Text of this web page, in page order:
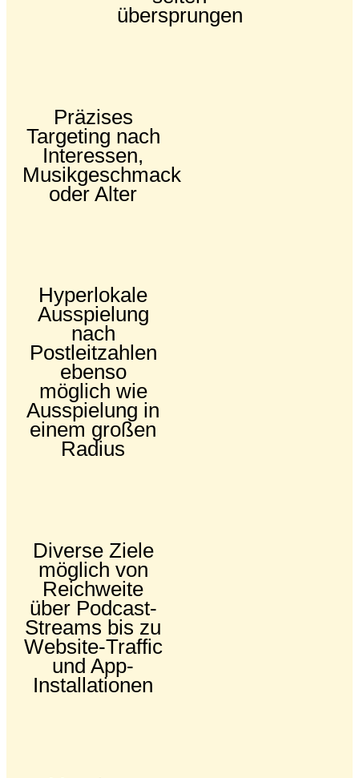
übersprungen
Präzises
Targeting nach
Interessen,
Musikgeschmack
oder Alter
Hyperlokale
Ausspielung
nach
Postleitzahlen
ebenso
möglich wie
Ausspielung in
einem großen
Radius
Diverse Ziele
möglich von
Reichweite
über Podcast-
Streams bis zu
Website-Traffic
und App-
Installationen